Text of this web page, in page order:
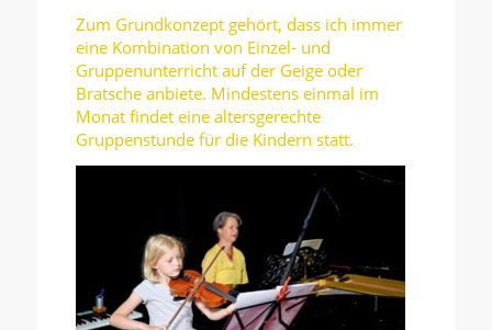
Zum Grundkonzept gehört, dass ich immer
eine Kombination von Einzel- und
Gruppenunterricht auf der Geige oder
Bratsche anbiete. Mindestens einmal im
Monat findet eine altersgerechte
Gruppenstunde für die Kindern statt.